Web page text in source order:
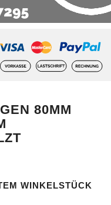
80MM
WINKELSTÜCK